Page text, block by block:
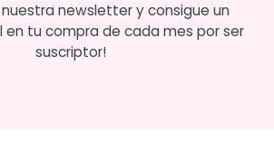
newsletter y consigue un
en tu compra de cada mes por ser
suscriptor!